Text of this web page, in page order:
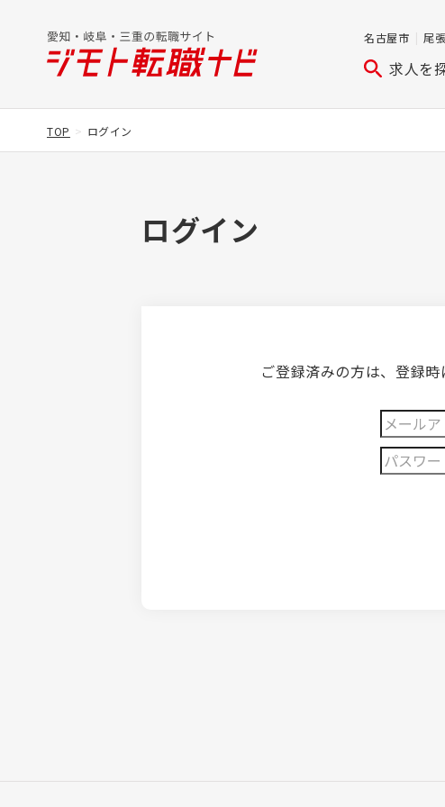
名古屋市 尾
求人を
TOP ログイン
ログイン
ご登録済みの方は、登録